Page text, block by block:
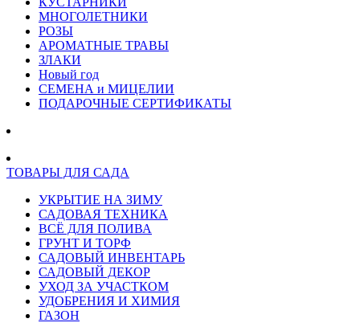
МНОГОЛЕТНИКИ
РОЗЫ
АРОМАТНЫЕ ТРАВЫ
ЗЛАКИ
Новый год
СЕМЕНА и МИЦЕЛИИ
ПОДАРОЧНЫЕ СЕРТИФИКАТЫ
ТОВАРЫ ДЛЯ САДА
УКРЫТИЕ НА ЗИМУ
САДОВАЯ ТЕХНИКА
ВСЁ ДЛЯ ПОЛИВА
ГРУНТ И ТОРФ
САДОВЫЙ ИНВЕНТАРЬ
САДОВЫЙ ДЕКОР
УХОД ЗА УЧАСТКОМ
УДОБРЕНИЯ И ХИМИЯ
ГАЗОН